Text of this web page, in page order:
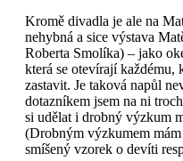
Kromě divadla je ale na
nehybná a sice výstava
Roberta Smolíka) – jako
která se otevírají každému,
zastavit. Je taková napůl
dotazníkem jsem na ni
si udělat i drobný výzkum
(Drobným výzkumem
smíšený vzorek o devíti